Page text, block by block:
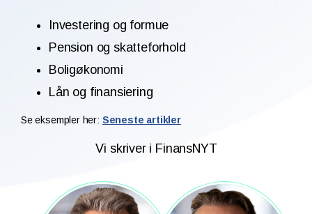
Investering og formue
Pension og skatteforhold
Boligøkonomi
Lån og finansiering
Se eksempler her: Seneste artikler
Vi skriver i FinansNYT